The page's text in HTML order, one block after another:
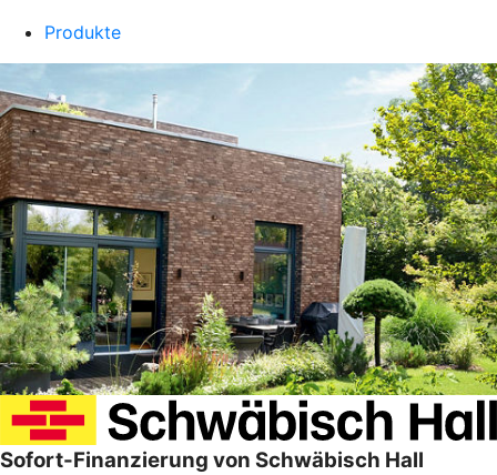
Produkte
Sofort-Finanzierung von Schwäbisch Hall